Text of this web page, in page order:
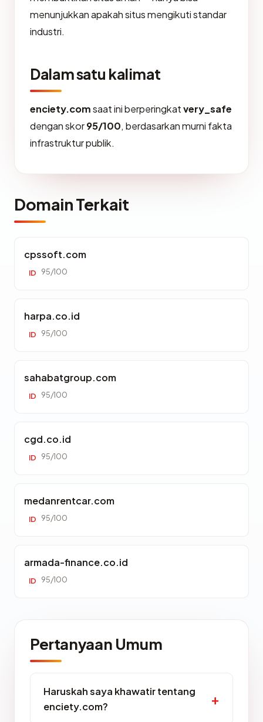
menunjukkan apakah situs mengikuti standar
industri.
Dalam satu kalimat
enciety.comsaat ini berperingkatvery_safe
dengan skor95/100, berdasarkan murni fakta
infrastruktur publik.
Domain Terkait
cpssoft.com
ID 95/100
harpa.co.id
ID 95/100
sahabatgroup.com
ID 95/100
cgd.co.id
ID 95/100
medanrentcar.com
ID 95/100
armada-finance.co.id
ID 95/100
Pertanyaan Umum
Haruskah saya khawatir tentang
enciety.com?